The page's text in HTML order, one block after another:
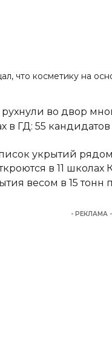
, что косметику на
во двор
в ГД: 55
укрытий
в 11 школах
весом в 15 тонн
- РЕКЛАМА -